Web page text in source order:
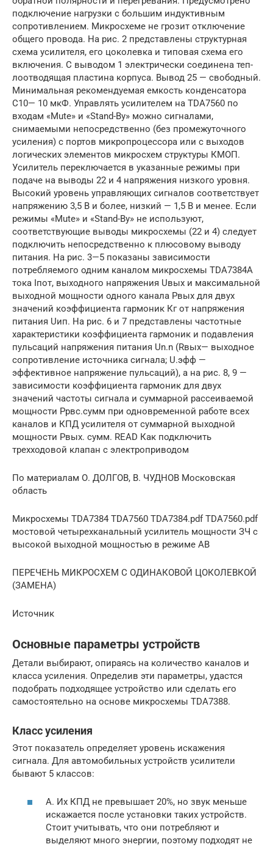
подключение нагрузки с большим индуктивным
сопротивлением. Микросхеме не грозит отключение
общего провода. На рис. 2 представлены структурная
схема усилителя, его цоколевка и типовая схема его
включения. С выводом 1 электрически соединена теп-
лоотводящая пластина корпуса. Вывод 25 — свободный.
Минимальная рекомендуемая емкость конденсатора
С10— 10 мкФ. Управлять усилителем на TDA7560 по
входам «Mute» и «Stand-By» можно сигналами,
снимаемыми непосредственно (без промежуточного
усиления) с портов микропроцессора или с выходов
логических элементов микросхем структуры КМОП.
Усилитель переключается в указанные режимы при
подаче на выводы 22 и 4 напряжения низкого уровня.
Высокий уровень управляющих сигналов соответствует
напряжению 3,5 В и более, низкий — 1,5 В и менее. Если
режимы «Mute» и «Stand-By» не используют,
соответствующие выводы микросхемы (22 и 4) следует
подключить непосредственно к плюсовому выводу
питания. На рис. 3—5 показаны зависимости
потребляемого одним каналом микросхемы TDA7384A
тока Iпот, выходного напряжения Uвых и максимальной
выходной мощности одного канала Рвых для двух
значений коэффициента гармоник Кг от напряжения
питания Uип. На рис. 6 и 7 представлены частотные
характеристики коэффициента гармоник и подавления
пульсаций напряжения питания Un.n (Rвых— выходное
сопротивление источника сигнала; U.эфф —
эффективное напряжение пульсаций), а на рис. 8, 9 —
зависимости коэффициента гармоник для двух
значений частоты сигнала и суммарной рассеиваемой
мощности Ррвс.сумм при одновременной работе всех
каналов и КПД усилителя от суммарной выходной
мощности Рвых. сумм. READ Как подключить
трехходовой клапан с электроприводом
По материалам О. ДОЛГОВ, В. ЧУДНОВ Московская
область
Микросхемы TDA7384 TDA7560 TDA7384.pdf TDA7560.pdf
мостовой четырехканальный усилитель мощности ЗЧ с
высокой выходной мощностью в режиме АВ
ПЕРЕЧЕНЬ МИКРОСХЕМ С ОДИНАКОВОЙ ЦОКОЛЕВКОЙ
(ЗАМЕНА)
Источник
Основные параметры устройств
Детали выбирают, опираясь на количество каналов и
класса усиления. Определив эти параметры, удастся
подобрать подходящее устройство или сделать его
самостоятельно на основе микросхемы TDA7388.
Класс усиления
Этот показатель определяет уровень искажения
сигнала. Для автомобильных устройств усилители
бывают 5 классов:
А. Их КПД не превышает 20%, но звук меньше
искажается после установки таких устройств.
Стоит учитывать, что они потребляют и
выделяют много энергии, поэтому подходят не